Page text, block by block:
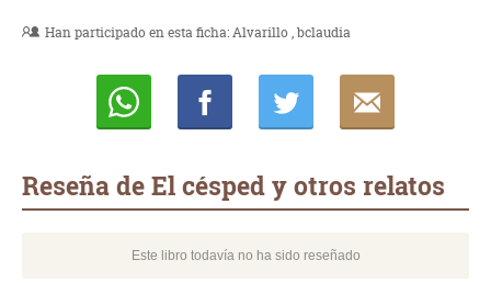
Han participado en esta ficha:Alvarillo bclaudia
Reseña de El césped y otros relatos
Este libro todavía no ha sido reseñado